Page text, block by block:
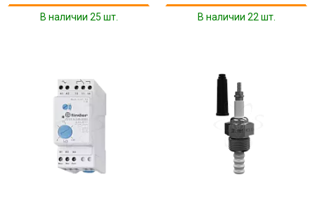
В наличии 25 шт. В наличии 22 шт.